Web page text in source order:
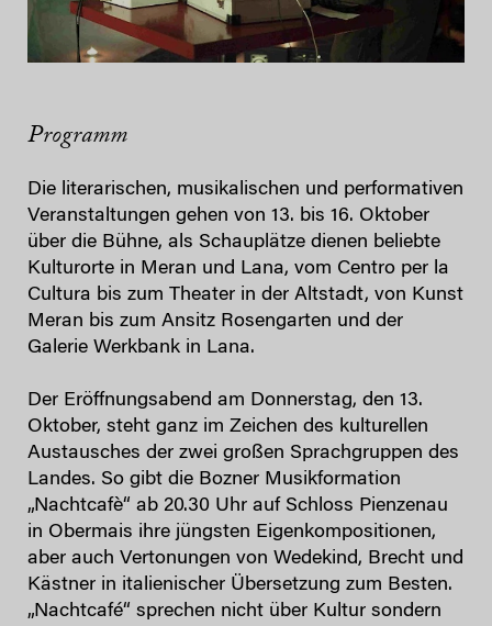
Programm
Die literarischen, musikalischen und performativen
Veranstaltungen gehen von 13. bis 16. Oktober
über die Bühne, als Schauplätze dienen beliebte
Kulturorte in Meran und Lana, vom Centro per la
Cultura bis zum Theater in der Altstadt, von Kunst
Meran bis zum Ansitz Rosengarten und der
Galerie Werkbank in Lana.
Der Eröffnungsabend am Donnerstag, den 13.
Oktober, steht ganz im Zeichen des kulturellen
Austausches der zwei großen Sprachgruppen des
Landes. So gibt die Bozner Musikformation
„Nachtcafè“ ab 20.30 Uhr auf Schloss Pienzenau
in Obermais ihre jüngsten Eigenkompositionen,
aber auch Vertonungen von Wedekind, Brecht und
Kästner in italienischer Übersetzung zum Besten.
„Nachtcafé“ sprechen nicht über Kultur sondern